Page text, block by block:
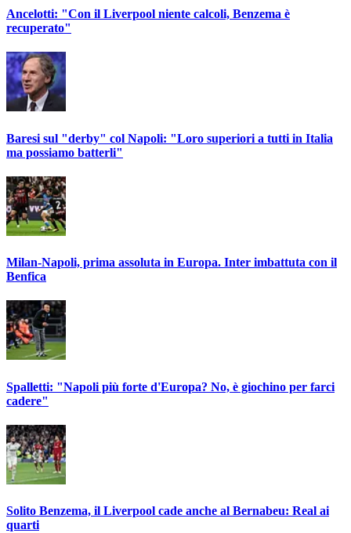
Ancelotti: "Con il Liverpool niente calcoli, Benzema è
recuperato"
Baresi sul "derby" col Napoli: "Loro superiori a tutti in Italia
ma possiamo batterli"
Milan-Napoli, prima assoluta in Europa. Inter imbattuta con il
Benfica
Spalletti: "Napoli più forte d'Europa? No, è giochino per farci
cadere"
Solito Benzema, il Liverpool cade anche al Bernabeu: Real ai
quarti